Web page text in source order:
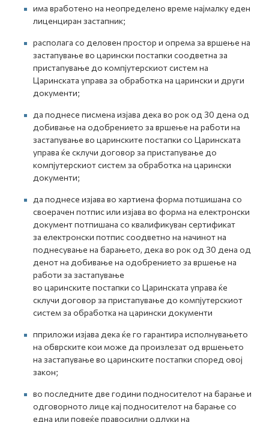
има вработено на неопределено време најмалку еден
лиценциран застапник;
располага со деловен простор и опрема за вршење на
застапување во царински постапки соодветнa за
пристапување до компјутерскиот систем на
Царинската управа за обработка на царински и други
документи;
да поднесе писмена изјава дека во рок од 30 дена од
добивање на одобрението за вршење на работи на
застапување во царинските постапки со Царинската
управа ќе склучи договор за пристапување до
компјутерскиот систем за обработка на царински
документи;
да поднесе изјава во хартиена форма потшишана со
своерачен потпис или изјава во форма на електронски
документ потпишана со квалификуван сертификат
за електронски потпис соодветно на начинот на
поднесување на барањето, дека во рок од 30 дена од
денот на добивање на одобрението за вршење на
работи за застапување
во царинските постапки со Царинската управа ќе
склучи договор за пристапување до компјутерскиот
систем за обработка на царински документи
пприложи изјава дека ќе го гарантира исполнувањето
на обврските кои може да произлезат од вршењето
на застапување во царинските постапки според овој
закон;
во последните две години подносителот на барање и
одговорното лице кај подносителот на барање со
една или повеќе правосилни одлуки на